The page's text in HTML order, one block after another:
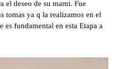
el deseo de su mami. Fue
tomas ya q la realizamos en el
es fundamental en esta Etapa a